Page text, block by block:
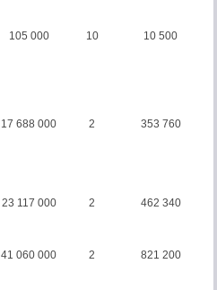
105 000 10 10 500
17 688 000 2 353 760
23 117 000 2 462 340
41 060 000 2 821 200